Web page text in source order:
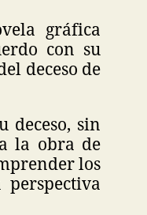
gráfica
con su
deceso de
deceso, sin
la obra de
los